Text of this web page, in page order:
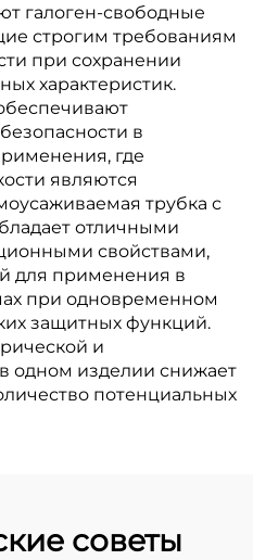
галоген-свободные
строгим требованиям
при сохранении
характеристик.
в
где
являются
трубка с
отличными
свойствами,
для применения в
при одновременном
защитных функций.
и
одном изделии снижает
потенциальных
советы